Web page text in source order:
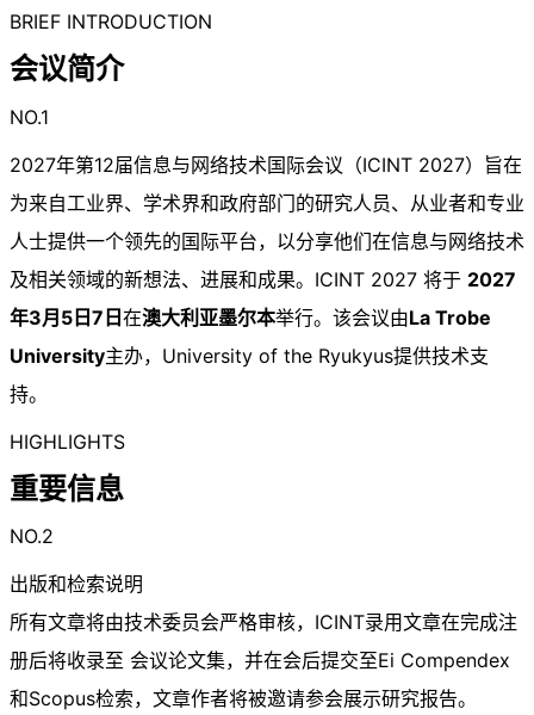
BRIEF INTRODUCTION
会议简介
NO.1
2027年第12届信息与网络技术国际会议（ICINT 2027）旨在
为来自工业界、学术界和政府部门的研究人员、从业者和专业
人士提供一个领先的国际平台，以分享他们在信息与网络技术
及相关领域的新想法、进展和成果。ICINT 2027 将于 2027
年3月5日7日在澳大利亚墨尔本举行。该会议由La Trobe
University主办，University of the Ryukyus提供技术支
持。
HIGHLIGHTS
重要信息
NO.2
出版和检索说明
所有文章将由技术委员会严格审核，ICINT录用文章在完成注
册后将收录至 会议论文集，并在会后提交至Ei Compendex
和Scopus检索，文章作者将被邀请参会展示研究报告。